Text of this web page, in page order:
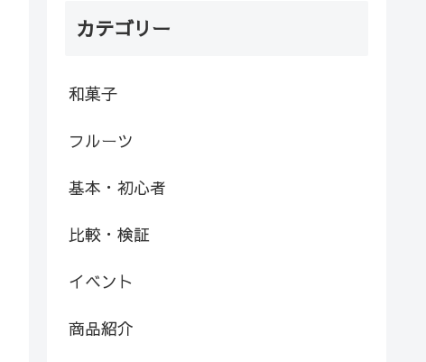
カテゴリー
和菓子
フルーツ
基本・初心者
比較・検証
イベント
商品紹介